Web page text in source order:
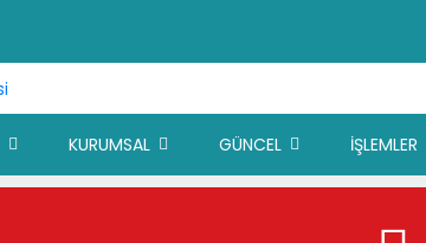
KURUMSAL GÜNCEL İŞLEMLER